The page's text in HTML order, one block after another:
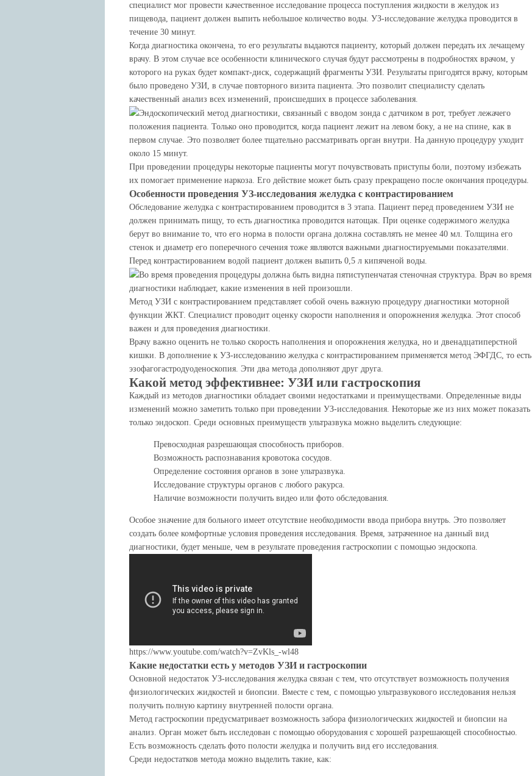
специалист мог провести качественное исследование процесса поступления жидкости в желудок из
пищевода, пациент должен выпить небольшое количество воды. УЗ-исследование желудка проводится в
течение 30 минут.
Когда диагностика окончена, то его результаты выдаются пациенту, который должен передать их лечащему
врачу. В этом случае все особенности клинического случая будут рассмотрены в подробностях врачом, у
которого на руках будет компакт-диск, содержащий фрагменты УЗИ. Результаты пригодятся врачу, которым
было проведено УЗИ, в случае повторного визита пациента. Это позволит специалисту сделать
качественный анализ всех изменений, происшедших в процессе заболевания.
Эндоскопический метод диагностики, связанный с вводом зонда с датчиком в рот, требует лежачего
положения пациента. Только оно проводится, когда пациент лежит на левом боку, а не на спине, как в
первом случае. Это позволяет более тщательно рассматривать орган внутри. На данную процедуру уходит
около 15 минут.
При проведении процедуры некоторые пациенты могут почувствовать приступы боли, поэтому избежать
их помогает применение наркоза. Его действие может быть сразу прекращено после окончания процедуры.
Особенности проведения УЗ-исследования желудка с контрастированием
Обследование желудка с контрастированием проводится в 3 этапа. Пациент перед проведением УЗИ не
должен принимать пищу, то есть диагностика проводится натощак. При оценке содержимого желудка
берут во внимание то, что его норма в полости органа должна составлять не менее 40 мл. Толщина его
стенок и диаметр его поперечного сечения тоже являются важными диагностируемыми показателями.
Перед контрастированием водой пациент должен выпить 0,5 л кипяченой воды.
Во время проведения процедуры должна быть видна пятиступенчатая стеночная структура. Врач во время
диагностики наблюдает, какие изменения в ней произошли.
Метод УЗИ с контрастированием представляет собой очень важную процедуру диагностики моторной
функции ЖКТ. Специалист проводит оценку скорости наполнения и опорожнения желудка. Этот способ
важен и для проведения диагностики.
Врачу важно оценить не только скорость наполнения и опорожнения желудка, но и двенадцатиперстной
кишки. В дополнение к УЗ-исследованию желудка с контрастированием применяется метод ЭФГДС, то есть
эзофагогастродуоденоскопия. Эти два метода дополняют друг друга.
Какой метод эффективнее: УЗИ или гастроскопия
Каждый из методов диагностики обладает своими недостатками и преимуществами. Определенные виды
изменений можно заметить только при проведении УЗ-исследования. Некоторые же из них может показать
только эндоскоп. Среди основных преимуществ ультразвука можно выделить следующие:
Превосходная разрешающая способность приборов.
Возможность распознавания кровотока сосудов.
Определение состояния органов в зоне ультразвука.
Исследование структуры органов с любого ракурса.
Наличие возможности получить видео или фото обследования.
Особое значение для больного имеет отсутствие необходимости ввода прибора внутрь. Это позволяет
создать более комфортные условия проведения исследования. Время, затраченное на данный вид
диагностики, будет меньше, чем в результате проведения гастроскопии с помощью эндоскопа.
https://www.youtube.com/watch?v=ZvKls_-wl48
Какие недостатки есть у методов УЗИ и гастроскопии
Основной недостаток УЗ-исследования желудка связан с тем, что отсутствует возможность получения
физиологических жидкостей и биопсии. Вместе с тем, с помощью ультразвукового исследования нельзя
получить полную картину внутренней полости органа.
Метод гастроскопии предусматривает возможность забора физиологических жидкостей и биопсии на
анализ. Орган может быть исследован с помощью оборудования с хорошей разрешающей способностью.
Есть возможность сделать фото полости желудка и получить вид его исследования.
Среди недостатков метода можно выделить такие, как: